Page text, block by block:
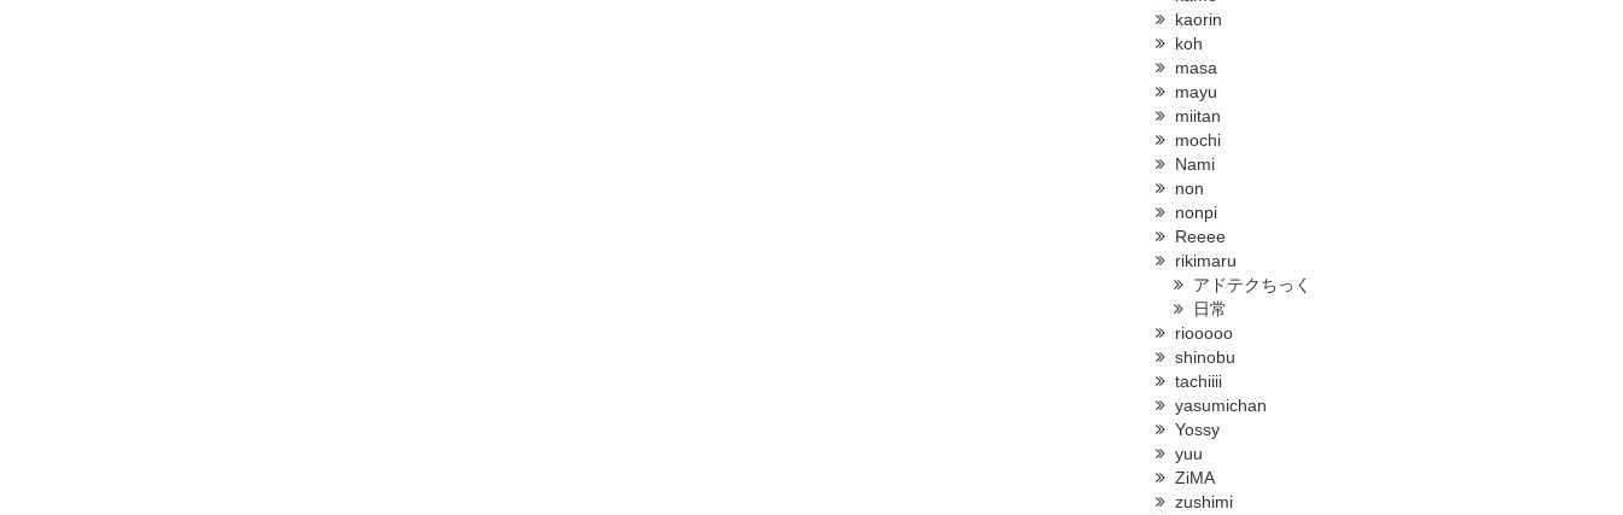
kaorin
koh
masa
mayu
miitan
mochi
Nami
non
nonpi
Reeee
rikimaru
アドテクちっく
日常
riooooo
shinobu
tachiiii
yasumichan
Yossy
yuu
ZiMA
zushimi